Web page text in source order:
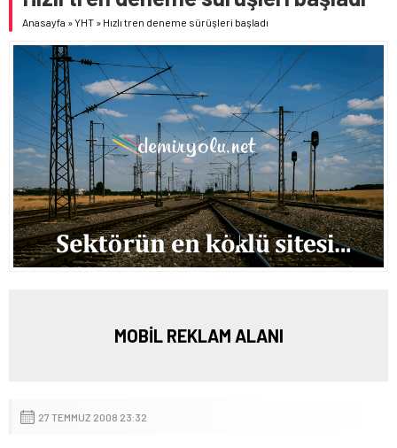
Anasayfa »YHT » Hızlı tren deneme sürüşleri başladı
MOBİL REKLAM ALANI
27 TEMMUZ 2008 23:32